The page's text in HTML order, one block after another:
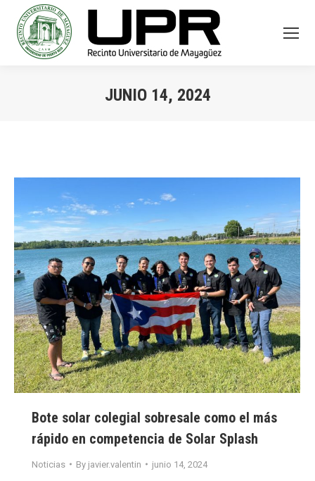
JUNIO 14, 2024
Bote solar colegial sobresale como el más
rápido en competencia de Solar Splash
Noticias By javier.valentin junio 14, 2024